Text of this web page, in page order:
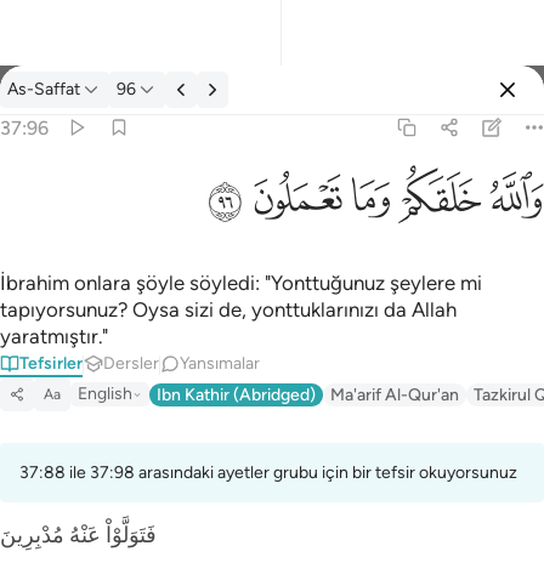
Tefsir: As-Saffat 37:96
As-Saffat 96
37:96
وَٱللَّهُ خَلَقَكُمْ وَمَا تَعْمَلُونَ ٩٦
ﲤﲥﲦﲧﲨ
İbrahim onlara şöyle söyledi: "Yonttuğunuz şeylere mi
tapıyorsunuz? Oysa sizi de, yonttuklarınızı da Allah
yaratmıştır."
Tefsirler Dersler Yansımalar
Aa English Ibn Kathir (Abridged) Ma'arif Al-Qur'an Tazkirul
37:88 ile 37:98 arasındaki ayetler grubu için bir tefsir okuyorsunuz
فَتَوَلَّوْاْ عَنْهُ مُدْبِرِينَ